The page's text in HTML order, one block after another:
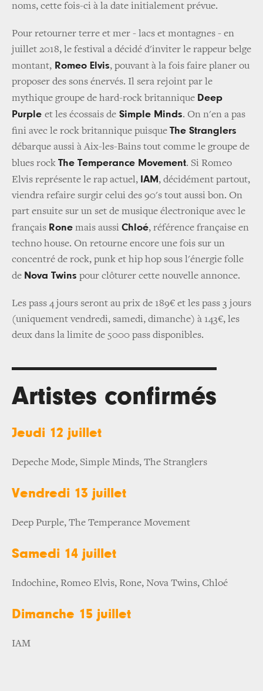
noms, cette fois-ci à la date initialement prévue.
Pour retourner terre et mer - lacs et montagnes - en
juillet 2018, le festival a décidé d'inviter le rappeur belge
montant, Romeo Elvis, pouvant à la fois faire planer ou
proposer des sons énervés. Il sera rejoint par le
mythique groupe de hard-rock britannique Deep
Purple et les écossais de Simple Minds. On n'en a pas
fini avec le rock britannique puisque The Stranglers
débarque aussi à Aix-les-Bains tout comme le groupe de
blues rock The Temperance Movement. Si Romeo
Elvis représente le rap actuel, IAM , décidément partout,
viendra refaire surgir celui des 90's tout aussi bon. On
part ensuite sur un set de musique électronique avec le
français Rone mais aussi Chloé, référence française en
techno house. On retourne encore une fois sur un
concentré de rock, punk et hip hop sous l'énergie folle
de Nova Twins pour clôturer cette nouvelle annonce.
Les pass 4 jours seront au prix de 189€ et les pass 3 jours
(uniquement vendredi, samedi, dimanche) à 143€, les
deux dans la limite de 5000 pass disponibles.
Artistes confirmés
Jeudi 12 juillet
Depeche Mode, Simple Minds, The Stranglers
Vendredi 13 juillet
Deep Purple, The Temperance Movement
Samedi 14 juillet
Indochine, Romeo Elvis, Rone, Nova Twins, Chloé
Dimanche 15 juillet
IAM